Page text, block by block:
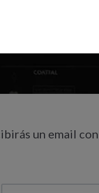
un email